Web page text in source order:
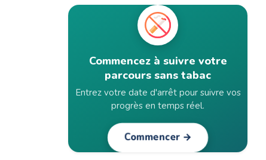
Commencez à suivre votre
parcours sans tabac
Entrez votre date d'arrêt pour suivre vos
progrès en temps réel.
Commencer →